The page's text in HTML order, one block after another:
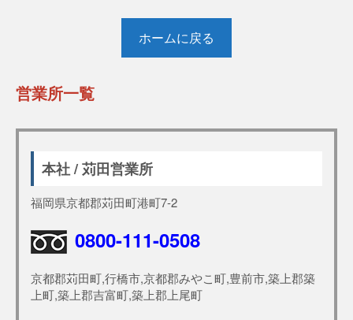
ホームに戻る
営業所一覧
本社 / 苅田営業所
福岡県京都郡苅田町港町7-2
0800-111-0508
京都郡苅田町,行橋市,京都郡みやこ町,豊前市,築上郡築
上町,築上郡吉富町,築上郡上尾町